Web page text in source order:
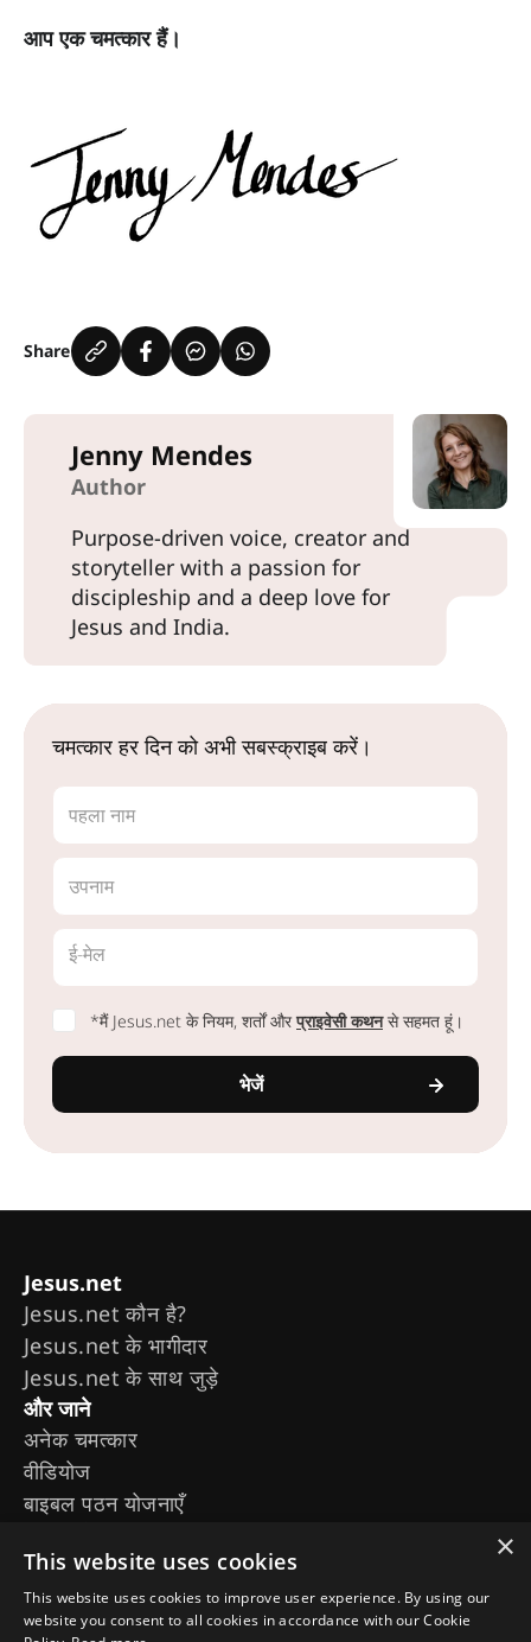
आप एक चमत्कार हैं।
Share
Jenny Mendes
Author
Purpose-driven voice, creator and
storyteller with a passion for
discipleship and a deep love for
Jesus and India.
चमत्कार हर दिन को अभी सबस्क्राइब करें।
पहला नाम
उपनाम
ई-मेल
*मैं Jesus.net के नियम, शर्तों औरप्राइवेसी कथनसे सहमत हूं।
भेजें
Jesus.net
Jesus.net कौन है?
Jesus.net के भागीदार
Jesus.net के साथ जुड़े
और जाने
अनेक चमत्कार
वीडियोज
बाइबल पठन योजनाएँ
द चोजन
जीसस का जीवन
हमें फॉलो करें
×
This website uses cookies
This website uses cookies to improve user experience. By using our
website you consent to all cookies in accordance with our Cookie